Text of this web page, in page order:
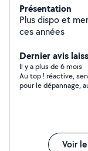
Présentation
Plus dispo et
ces années
Dernier avis
Il y a plus de 6 mois
Au top ! réactive, serviable ,
pour le dépannage,
Voir